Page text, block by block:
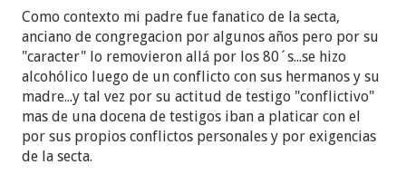
decirles "Estoy bien". (Como el libro de J.J. Benitez
el cual por cierto ya leí) y como no tienen un
cuerpo sólido, se comunican con los vivos
principalmente mediante la electricidad.
Estaba yo aún incrédula diciéndole a mi novio: "Ay
pero como crees, el control remoto a lo mejor tenía
fallo y como le pegué duro se acomodó". Pero luego
Como contexto mi padre fue fanatico de la secta,
anciano de congregacion por algunos años pero por su
"caracter" lo removieron allá por los 80´s...se hizo
alcohólico luego de un conflicto con sus hermanos y su
madre...y tal vez por su actitud de testigo "conflictivo"
mas de una docena de testigos iban a platicar con el
por sus propios conflictos personales y por exigencias
de la secta.